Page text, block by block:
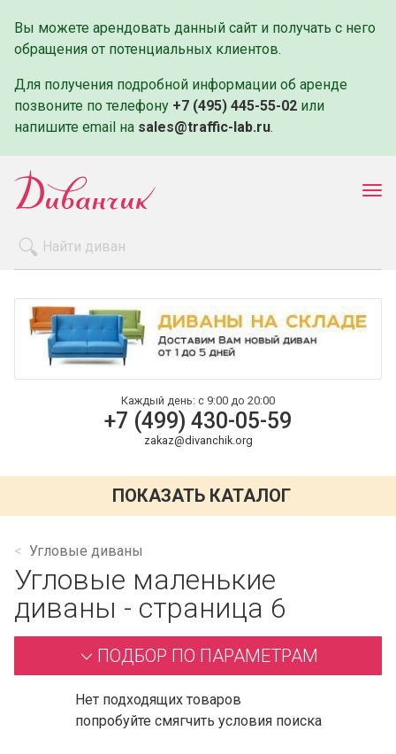
Вы можете арендовать данный сайт и получать с него
обращения от потенциальных клиентов.
Для получения подробной информации об аренде
позвоните по телефону +7 (495) 445-55-02 или
напишите email на sales@traffic-lab.ru.
Оплата и доставка
Контакты
Каждый день: с 9:00 до 20:00
+7 (499) 430-05-59
zakaz@divanchik.org
ПОКАЗАТЬ КАТАЛОГ
Угловые диваны
Угловые маленькие
диваны - страница 6
ПОДБОР ПО ПАРАМЕТРАМ
Нет подходящих товаров
попробуйте смягчить условия поиска